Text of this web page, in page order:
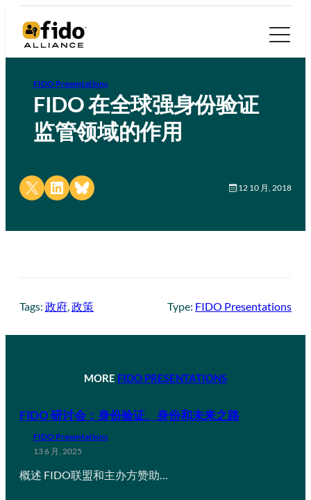
FIDO Presentations
FIDO 在全球强身份验证
监管领域的作用
Share on X Share on LinkedIn
Share on Bluesky 12 10 月, 2018
Tags: 政府 政策 Type: FIDO Presentations
MORE FIDO PRESENTATIONS
FIDO 研讨会：身份验证、身份和未来之路
FIDO Presentations
13 6 月, 2025
概述 FIDO联盟和主办方赞助…